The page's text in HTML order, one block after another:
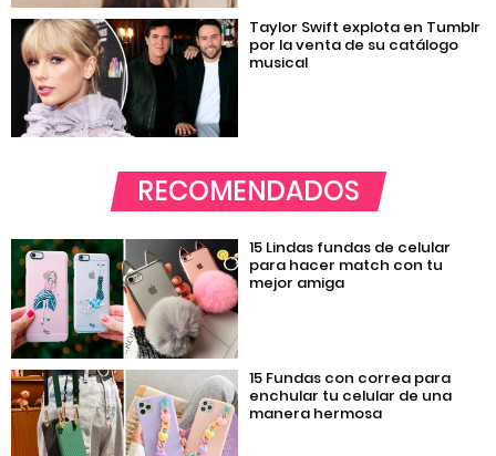
Taylor Swift explota en Tumblr
por la venta de su catálogo
musical
RECOMENDADOS
15 Lindas fundas de celular
para hacer match con tu
mejor amiga
15 Fundas con correa para
enchular tu celular de una
manera hermosa